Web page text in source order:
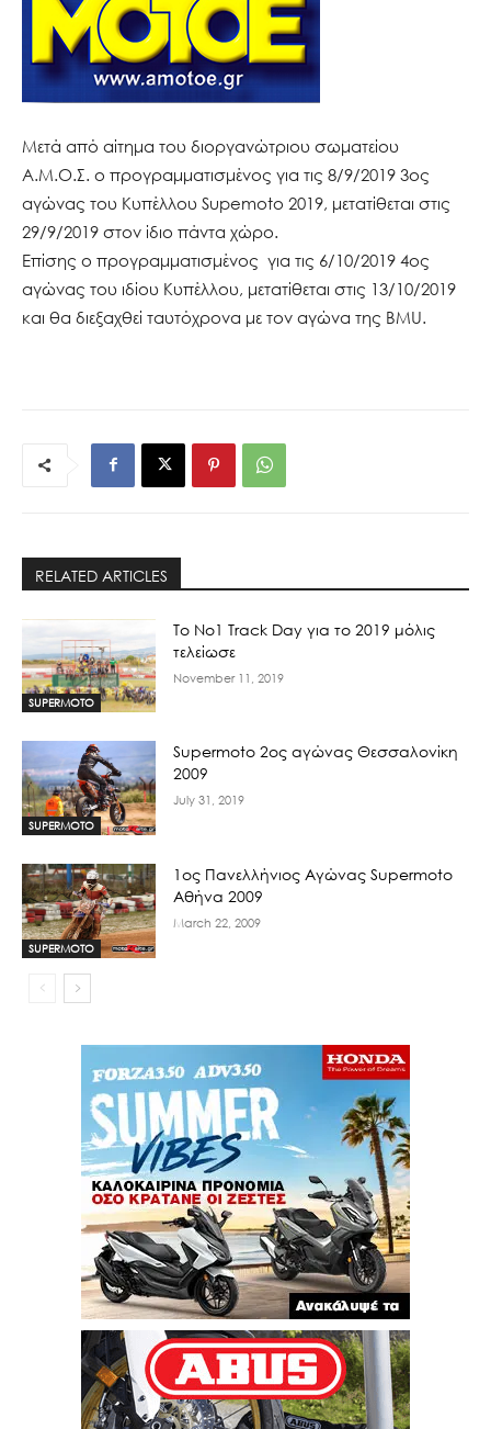
Μετά από αίτημα του διοργανώτριου σωματείου
Α.Μ.Ο.Σ. ο προγραμματισμένος για τις 8/9/2019 3ος
αγώνας του Κυπέλλου Supemoto 2019, μετατίθεται στις
29/9/2019 στον ίδιο πάντα χώρο.
Επίσης ο προγραμματισμένος για τις 6/10/2019 4ος
αγώνας του ιδίου Κυπέλλου, μετατίθεται στις 13/10/2019
και θα διεξαχθεί ταυτόχρονα με τον αγώνα της BMU.
RELATED ARTICLES
SUPERMOTO
Το No1 Track Day για το 2019 μόλις
τελείωσε
November 11, 2019
SUPERMOTO
Supermoto 2ος αγώνας Θεσσαλονίκη
2009
July 31, 2019
SUPERMOTO
1ος Πανελλήνιος Αγώνας Supermoto
Αθήνα 2009
March 22, 2009